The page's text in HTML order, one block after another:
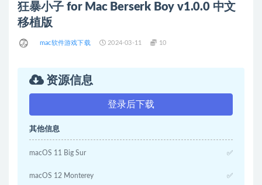
狂暴小子 for Mac Berserk Boy v1.0.0 中文
移植版
mac软件游戏下载 2024-03-11 10
资源信息
登录后下载
其他信息
macOS 11 Big Sur ✅
macOS 12 Monterey ✅